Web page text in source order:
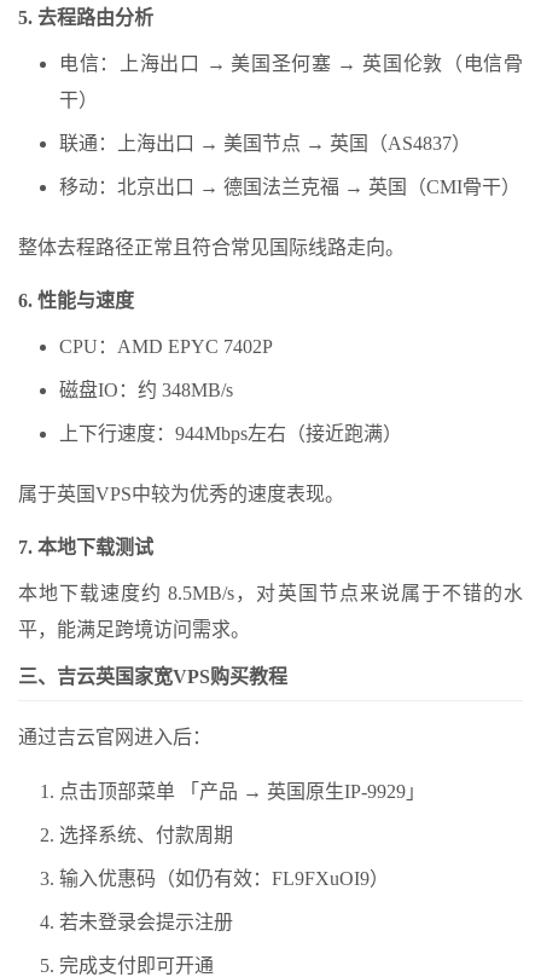
5. 去程路由分析
电信：上海出口 → 美国圣何塞 → 英国伦敦（电信骨
干）
联通：上海出口 → 美国节点 → 英国（AS4837）
移动：北京出口 → 德国法兰克福 → 英国（CMI骨干）
整体去程路径正常且符合常见国际线路走向。
6. 性能与速度
CPU：AMD EPYC 7402P
磁盘IO：约 348MB/s
上下行速度：944Mbps左右（接近跑满）
属于英国VPS中较为优秀的速度表现。
7. 本地下载测试
本地下载速度约 8.5MB/s，对英国节点来说属于不错的水
平，能满足跨境访问需求。
三、吉云英国家宽VPS购买教程
通过吉云官网进入后：
点击顶部菜单 「产品 → 英国原生IP-9929」
选择系统、付款周期
输入优惠码（如仍有效：FL9FXuOI9）
若未登录会提示注册
完成支付即可开通